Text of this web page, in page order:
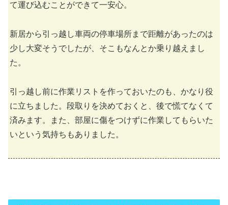
て運び込むことができて一安心。
新居から引っ越し車両の停車場所まで距離があったのは
少し大変そうでしたが、そこもなんとか乗り越えまし
た。
引っ越し前に作業リストを作っておいたのも、かなり役
に立ちました。段取りを決めておくと、後で慌てなくて
済みます。また、部屋に傷をつけずに作業してもらいた
いという気持ちもありました。